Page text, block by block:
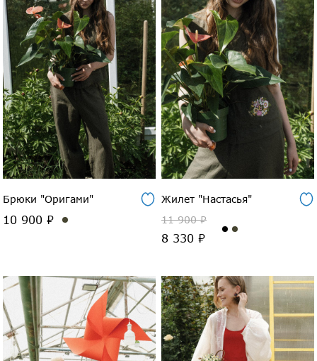
Брюки "Оригами"
10 900 ₽
Жилет "Настасья"
11 900 ₽
8 330 ₽